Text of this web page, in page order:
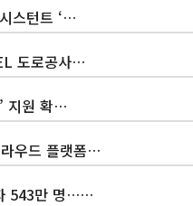
스턴트 ‘…
도로공사…
지원 확…
우드 플랫폼…
543만 명……